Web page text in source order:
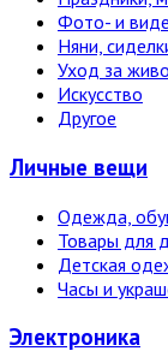
Фото- и
Няни,
Уход за
Искусство
Другое
Личные вещи
Одежда,
Товары для
Детская
Часы и
Электро­ника